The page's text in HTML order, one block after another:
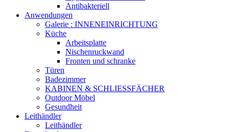
Antibakteriell
Anwendungen
Galerie : INNENEINRICHTUNG
Küche
Arbeitsplatte
Nischenruckwand
Fronten und schranke
Türen
Badezimmer
KABINEN & SCHLIESSFÄCHER
Outdoor Möbel
Gesundheit
Leithändler
Leithändler